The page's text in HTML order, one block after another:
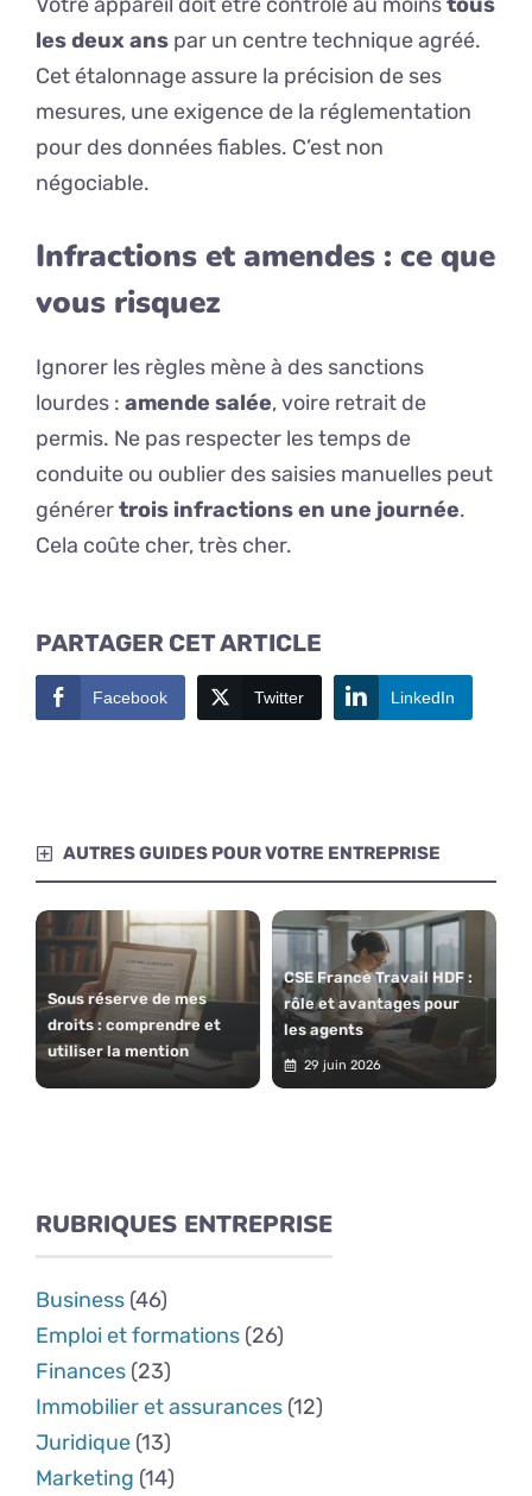
les deux ans par un centre technique agréé.
Cet étalonnage assure la précision de ses
mesures, une exigence de la réglementation
pour des données fiables. C’est non
négociable.
Infractions et amendes : ce que
vous risquez
Ignorer les règles mène à des sanctions
lourdes : amende salée, voire retrait de
permis. Ne pas respecter les temps de
conduite ou oublier des saisies manuelles peut
générertrois infractions en une journée.
Cela coûte cher, très cher.
PARTAGER CET ARTICLE
Facebook Twitter LinkedIn
AUTRES GUIDES POUR VOTRE ENTREPRISE
Sous réserve de mes
droits : comprendre et
utiliser la mention
CSE France Travail HDF :
rôle et avantages pour
les agents
29 juin 2026
RUBRIQUES ENTREPRISE
Business (46)
Emploi et formations (26)
Finances (23)
Immobilier et assurances (12)
Juridique (13)
Marketing (14)